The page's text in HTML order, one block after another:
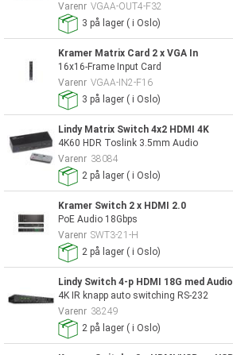
Varenr VGAA-OUT4-F32
3 på lager ( i Oslo)
Kramer Matrix Card 2 x VGA In
16x16-Frame Input Card
Varenr VGAA-IN2-F16
3 på lager ( i Oslo)
Lindy Matrix Switch 4x2 HDMI 4K
4K60 HDR Toslink 3.5mm Audio
Varenr 38084
2 på lager ( i Oslo)
Kramer Switch 2 x HDMI 2.0
PoE Audio 18Gbps
Varenr SWT3-21-H
2 på lager ( i Oslo)
Lindy Switch 4-p HDMI 18G med Audio
4K IR knapp auto switching RS-232
Varenr 38249
2 på lager ( i Oslo)